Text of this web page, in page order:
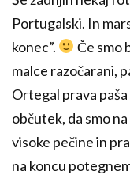
Portugalski. In
konec”.
Če smo
malce razočarani,
Ortegal prava
občutek, da smo
visoke pečine in
na koncu